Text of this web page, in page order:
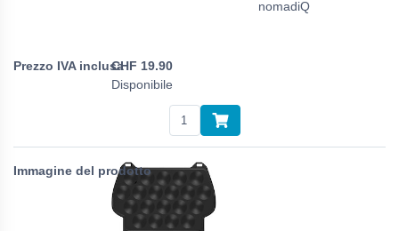
nomadiQ
CHF 19.90
Disponibile